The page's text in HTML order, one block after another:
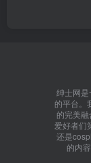
绅士网
的平台。
的完美
爱好者们
还是
的内